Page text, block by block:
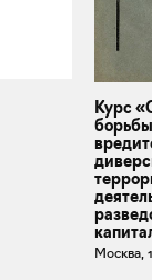
Курс
Москва,